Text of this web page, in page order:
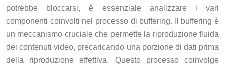
potrebbe bloccarsi, è essenziale analizzare i vari
componenti coinvolti nel processo di buffering. Il buffering è
un meccanismo cruciale che permette la riproduzione fluida
dei contenuti video, precaricando una porzione di dati prima
della riproduzione effettiva. Questo processo coinvolge